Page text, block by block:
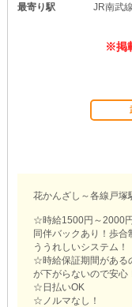
最寄り駅
JR南武
※掲
花かんざし～各線戸塚
☆時給1500円～2000
同伴バックあり！歩
ううれしいシステム！
☆時給保証期間がある
が下がらないので安心
☆日払いOK
☆ノルマなし！